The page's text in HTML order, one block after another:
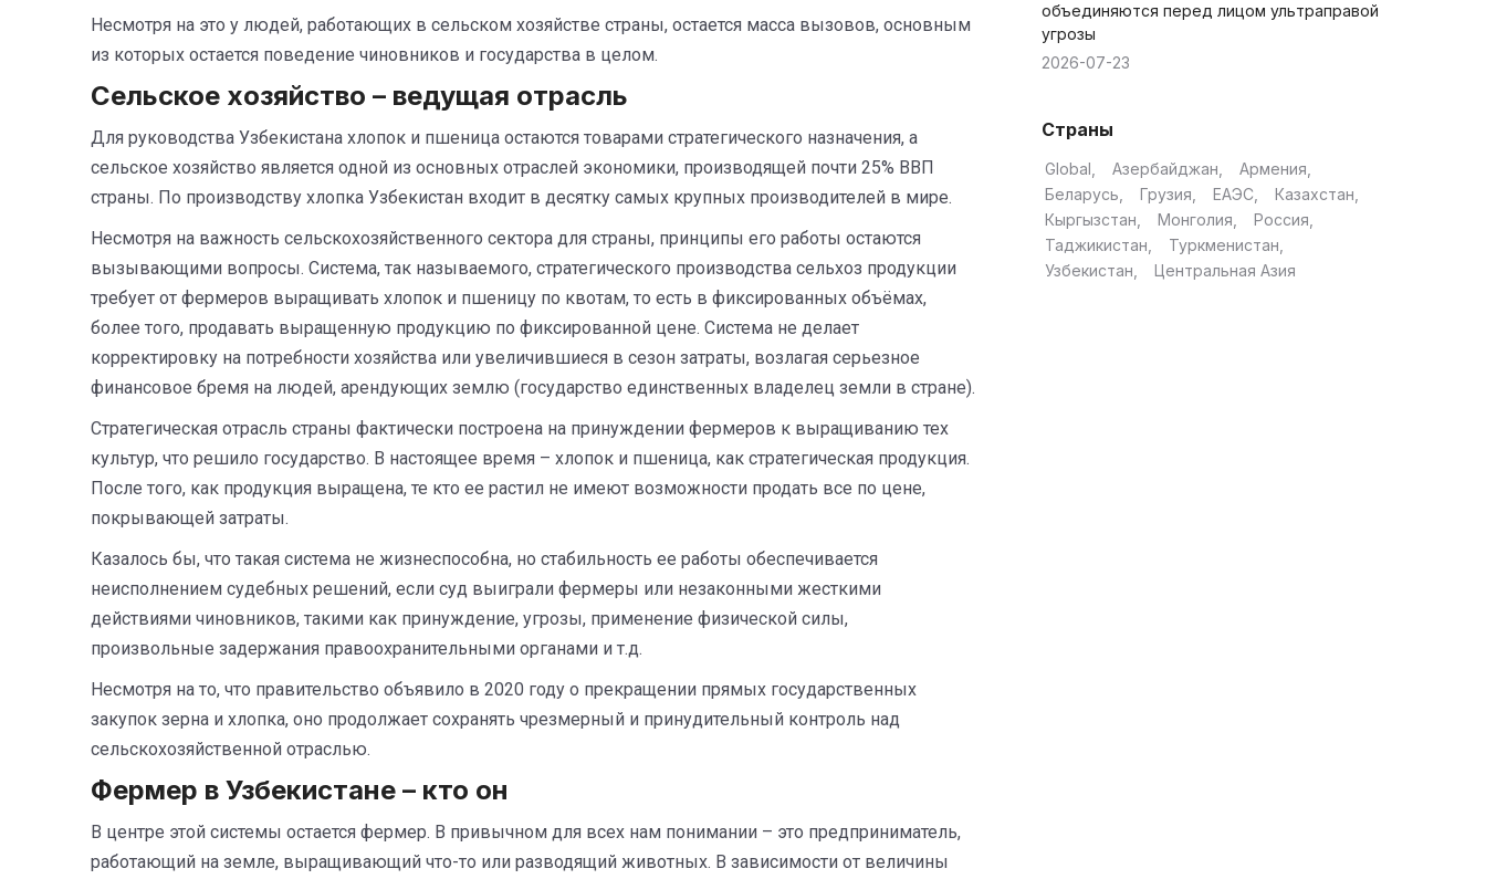
Несмотря на это у людей, работающих в сельском хозяйстве страны, остается масса вызовов, основным
из которых остается поведение чиновников и государства в целом.
Сельское хозяйство – ведущая отрасль
Для руководства Узбекистана хлопок и пшеница остаются товарами стратегического назначения, а
сельское хозяйство является одной из основных отраслей экономики, производящей почти 25% ВВП
страны. По производству хлопка Узбекистан входит в десятку самых крупных производителей в мире.
Несмотря на важность сельскохозяйственного сектора для страны, принципы его работы остаются
вызывающими вопросы. Система, так называемого, стратегического производства сельхоз продукции
требует от фермеров выращивать хлопок и пшеницу по квотам, то есть в фиксированных объёмах,
более того, продавать выращенную продукцию по фиксированной цене. Система не делает
корректировку на потребности хозяйства или увеличившиеся в сезон затраты, возлагая серьезное
финансовое бремя на людей, арендующих землю (государство единственных владелец земли в стране).
Стратегическая отрасль страны фактически построена на принуждении фермеров к выращиванию тех
культур, что решило государство. В настоящее время – хлопок и пшеница, как стратегическая продукция.
После того, как продукция выращена, те кто ее растил не имеют возможности продать все по цене,
покрывающей затраты.
Казалось бы, что такая система не жизнеспособна, но стабильность ее работы обеспечивается
неисполнением судебных решений, если суд выиграли фермеры или незаконными жесткими
действиями чиновников, такими как принуждение, угрозы, применение физической силы,
произвольные задержания правоохранительными органами и т.д.
Несмотря на то, что правительство объявило в 2020 году о прекращении прямых государственных
закупок зерна и хлопка, оно продолжает сохранять чрезмерный и принудительный контроль над
сельскохозяйственной отраслью.
Фермер в Узбекистане – кто он
В центре этой системы остается фермер. В привычном для всех нам понимании – это предприниматель,
работающий на земле, выращивающий что-то или разводящий животных. В зависимости от величины
объединяются перед лицом ультраправой
угрозы
2026-07-23
Страны
Global Азербайджан
Армения
Беларусь
Грузия ЕАЭС
Казахстан
Кыргызстан
Монголия
Россия
Таджикистан
Туркменистан
Узбекистан
Центральная Азия